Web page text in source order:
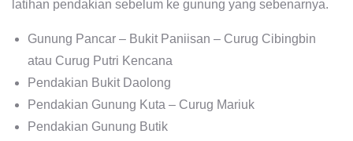
latihan pendakian sebelum ke gunung yang sebenarnya.
Gunung Pancar – Bukit Paniisan – Curug Cibingbin
atau Curug Putri Kencana
Pendakian Bukit Daolong
Pendakian Gunung Kuta – Curug Mariuk
Pendakian Gunung Butik